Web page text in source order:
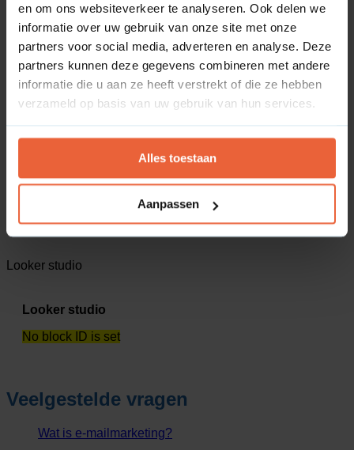
en om ons websiteverkeer te analyseren. Ook delen we
informatie over uw gebruik van onze site met onze
partners voor social media, adverteren en analyse. Deze
partners kunnen deze gegevens combineren met andere
informatie die u aan ze heeft verstrekt of die ze hebben
verzameld op basis van uw gebruik van hun services.
Alles toestaan
Aanpassen
Google Tag Manager
Google Analytics 4
Google Analytics 4Google Analytics 4 (GA4) is de
nieuwste versie van Google's webanalyse-platform,
gelanceerd in oktober 2020. Het is ontworpen om de
manier waarop website- en app-gegevens worden
nieuwe functies en verbeteringen ten opzichte van de
vorige versies, zoals Universal Analytics.
Looker studio
Looker studio
No block ID is set
Veelgestelde vragen
Wat is e-mailmarketing?